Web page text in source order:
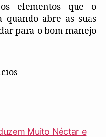
elementos que o
abre as suas
para o bom manejo
Muito Néctar e